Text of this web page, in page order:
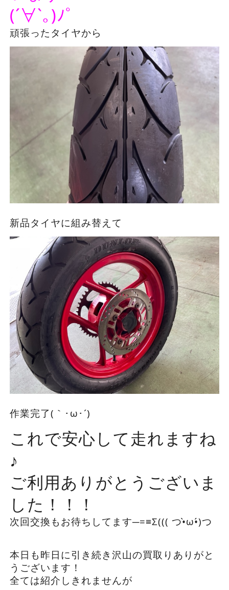
(´∀`｡)ﾉﾟ
頑張ったタイヤから
新品タイヤに組み替えて
作業完了(｀･ω･´)ゞ
これで安心して走れますね
♪
ご利用ありがとうございま
した！！！
次回交換もお待ちしてます─=≡Σ((( つ•̀ω•́)つ
本日も昨日に引き続き沢山の買取りありがと
うございます！
全ては紹介しきれませんが